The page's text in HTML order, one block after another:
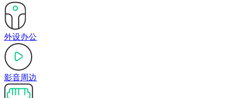
外设办公
影音周边